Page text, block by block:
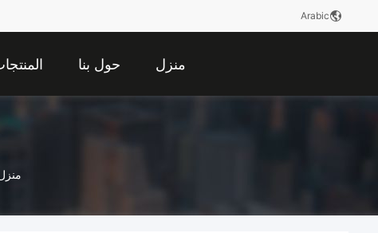
Arabic
منزل حول بنا